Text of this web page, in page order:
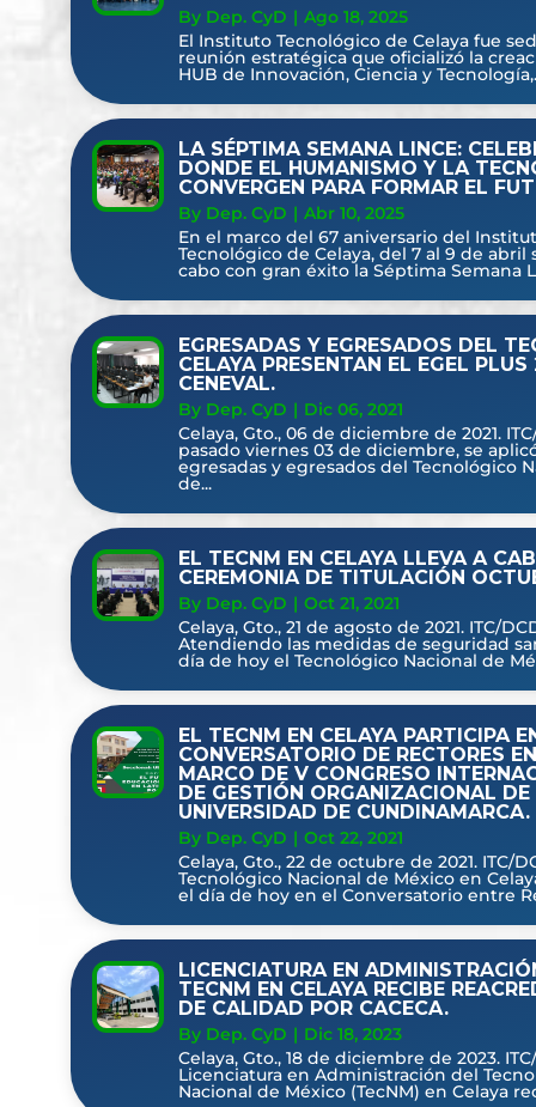
By Dep. CyD | Ago 18, 2025
El Instituto Tecnológico de Celaya fue
reunión estratégica que oficializó la
HUB de Innovación, Ciencia y
LA SÉPTIMA SEMANA LINCE:
DONDE EL HUMANISMO Y LA
CONVERGEN PARA FORMAR EL
By Dep. CyD | Abr 10, 2025
En el marco del 67 aniversario del
Tecnológico de Celaya, del 7 al 9 de abril
cabo con gran éxito la Séptima Semana
EGRESADAS Y EGRESADOS DEL
CELAYA PRESENTAN EL EGEL PLUS
CENEVAL.
By Dep. CyD | Dic 06, 2021
Celaya, Gto., 06 de diciembre de 2021.
pasado viernes 03 de diciembre, se
egresadas y egresados del Tecnológico
de...
EL TECNM EN CELAYA LLEVA A
CEREMONIA DE TITULACIÓN
By Dep. CyD | Oct 21, 2021
Celaya, Gto., 21 de agosto de 2021. ITC/
Atendiendo las medidas de seguridad
día de hoy el Tecnológico Nacional de
EL TECNM EN CELAYA PARTICIPA
CONVERSATORIO DE RECTORES
MARCO DE V CONGRESO
DE GESTIÓN ORGANIZACIONAL DE
UNIVERSIDAD DE CUNDINAMARCA.
By Dep. CyD | Oct 22, 2021
Celaya, Gto., 22 de octubre de 2021. ITC/
Tecnológico Nacional de México en
el día de hoy en el Conversatorio entre
LICENCIATURA EN
TECNM EN CELAYA RECIBE
DE CALIDAD POR CACECA.
By Dep. CyD | Dic 18, 2023
Celaya, Gto., 18 de diciembre de 2023.
Licenciatura en Administración del
Nacional de México (TecNM) en Celaya